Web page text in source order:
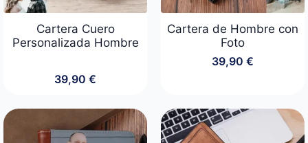
Cartera Cuero
Personalizada Hombre
39,90 €
Cartera de Hombre con
Foto
39,90 €